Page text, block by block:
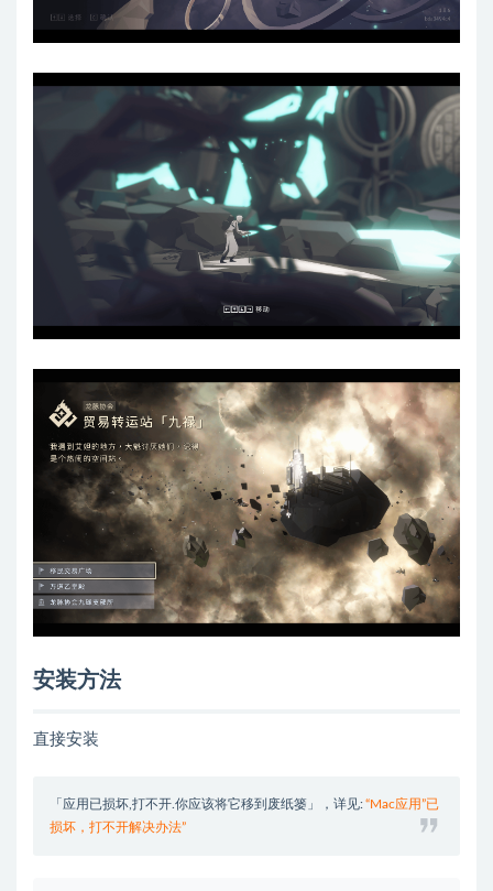
安装方法
直接安装
「应用已损坏,打不开.你应该将它移到废纸篓」，详见:“Mac应用”已
损坏，打不开解决办法”